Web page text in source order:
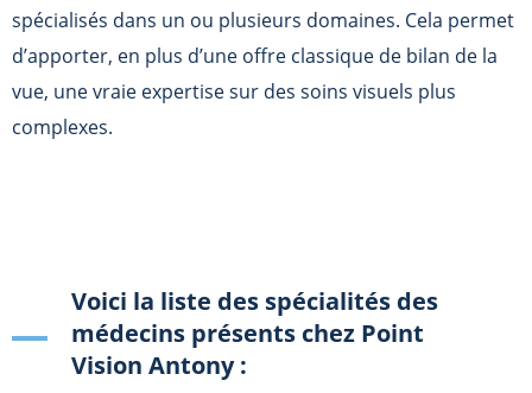
spécialisés dans un ou plusieurs domaines. Cela permet
d’apporter, en plus d’une offre classique de bilan de la
vue, une vraie expertise sur des soins visuels plus
complexes.
Voici la liste des spécialités des
médecins présents chez Point
Vision Antony :